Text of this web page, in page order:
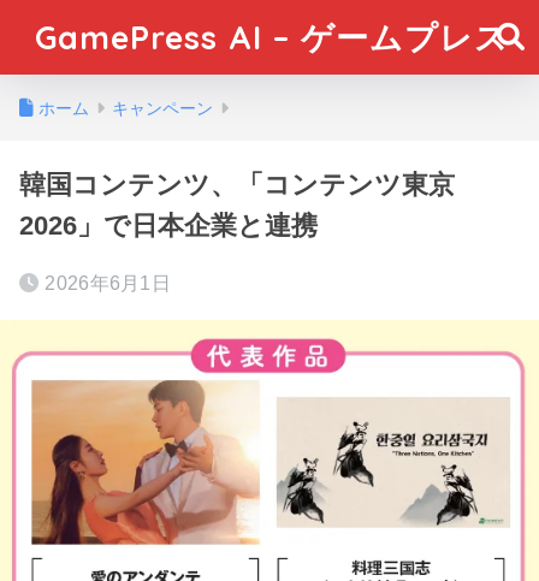
GamePress AI – ゲームプレス
ホーム キャンペーン
韓国コンテンツ、「コンテンツ東京
2026」で日本企業と連携
2026年6月1日